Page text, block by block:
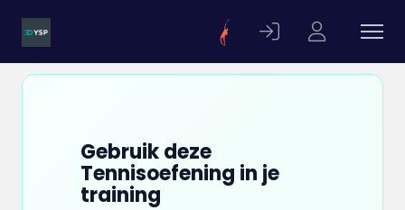
Gebruik deze
Tennisoefening in je
training